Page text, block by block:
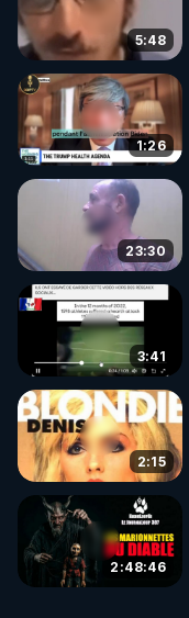
Rendez-vous sur
code :
▶ 30 jours gratuit
de bien-être
Rendez-vous sur
le code :
5:48
1:26
23:30
3:41
2:15
2:48:46